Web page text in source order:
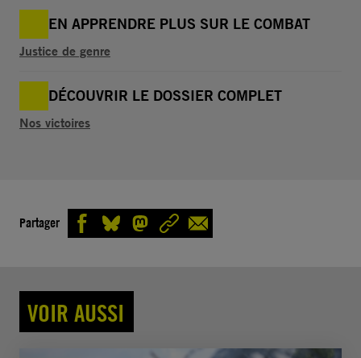
EN APPRENDRE PLUS SUR LE COMBAT
Justice de genre
DÉCOUVRIR LE DOSSIER COMPLET
Nos victoires
Partager
VOIR AUSSI